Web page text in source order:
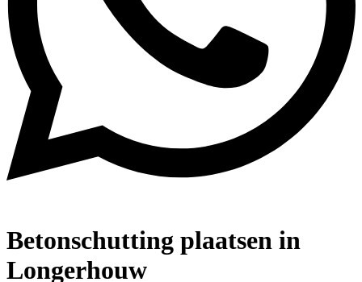
Betonschutting plaatsen in
Longerhouw